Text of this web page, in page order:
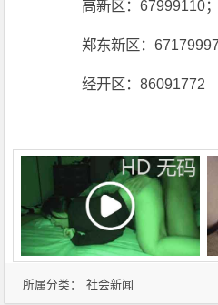
所属分类： 社会新闻
高新区：67999110；
郑东新区：67179997
经开区：86091772